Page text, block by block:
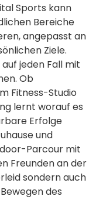
Sports kann
Bereiche
angepasst an
Ziele.
jeden Fall mit
Ob
Fitness-Studio
lernt worauf es
Erfolge
und
Parcour mit
Freunden an der
sondern auch
des